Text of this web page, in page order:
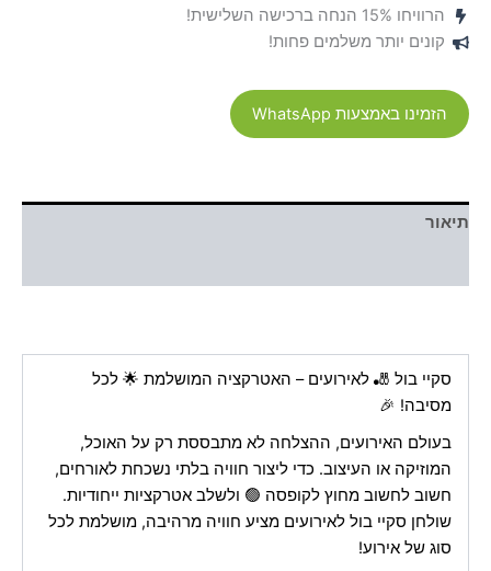
הרוויחו 15% הנחה ברכישה השלישית!
קונים יותר משלמים פחות!
הזמינו באמצעות WhatsApp
תיאור
סקיי בול 🎳 לאירועים – האטרקציה המושלמת 🌟 לכל
מסיבה! 🎉
בעולם האירועים, ההצלחה לא מתבססת רק על האוכל,
המוזיקה או העיצוב. כדי ליצור חוויה בלתי נשכחת לאורחים,
חשוב לחשוב מחוץ לקופסה 🟢 ולשלב אטרקציות ייחודיות.
שולחן סקיי בול לאירועים מציע חוויה מרהיבה, מושלמת לכל
סוג של אירוע!